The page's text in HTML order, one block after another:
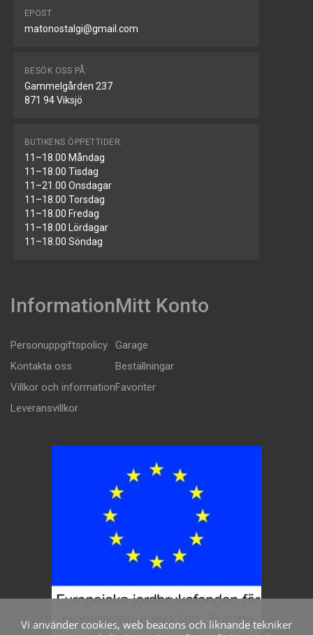
EPOST:
matonostalgi@gmail.com
BESÖK OSS PÅ:
Gammelgården 237
871 94 Viksjö
BUTIKENS ÖPPETTIDER:
11–18.00 Måndag
11–18.00 Tisdag
11–21.00 Onsdagar
11–18.00 Torsdag
11–18.00 Fredag
11–18.00 Lördagar
11–18.00 Söndag
Information
Personuppgiftspolicy
Kontakta oss
Villkor och information
Leveransvillkor
Mitt Konto
Garage
Beställningar
Favoriter
Vi använder cookies, web beacons och liknande tekniker